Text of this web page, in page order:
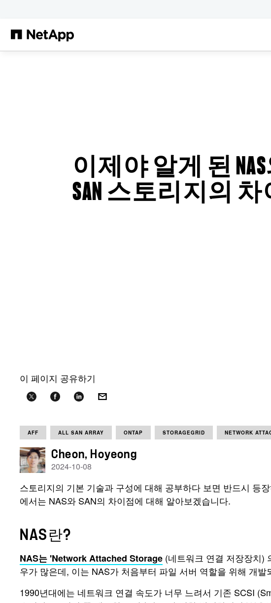
이제야 알게 된
SAN 스토리지의 차
이 페이지 공유하기
AFF ALL SAN ARRAY ONTAP STORAGEGRID NETWORK
Cheon, Hoyeong
2024-10-08
스토리지의 기본 기술과 구성에 대해 공부하다 보면 반드시 등
에서는 NAS와 SAN의 차이점에 대해 알아보겠습니다.
NAS란?
NAS는 'Network Attached Storage (네트워크 연결 저장장치)
우가 많은데, 이는 NAS가 처음부터 파일 서버 역할을 위해 개발
1990년대에는 네트워크 연결 속도가 너무 느려서 기존 SCSI